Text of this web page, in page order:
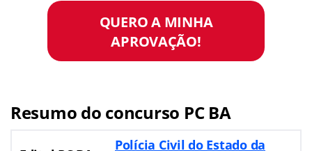
QUERO A MINHA
APROVAÇÃO!
Resumo do concurso PC BA
Polícia Civil do Estado da